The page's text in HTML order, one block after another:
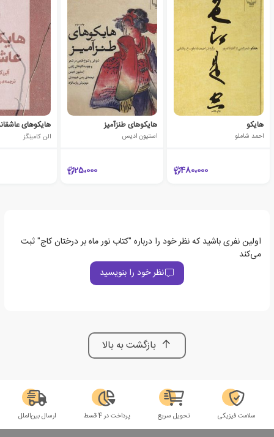
هایکو
احمد شاملو
480،000
هایکوهای طنزآمیز
استیون ادیس
25،000
هایکوهای
الن کامینگز
اولین نفری باشید که نظر خود را درباره "کتاب نور ماه بر درختان کاج" ثبت
می‌کند
نظر خود را بنویسید
بازگشت به بالا
سلامت فیزیکی تحویل سریع پرداخت در 4 قسط ارسال بین‌الملل